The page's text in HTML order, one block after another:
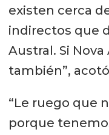
existen cerca
indirectos que
Austral. Si
también”,
“Le ruego que
porque